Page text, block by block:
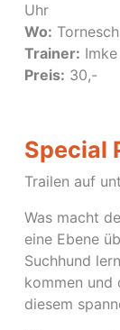
Uhr
Wo: Tornesch
Trainer: Imke
Preis: 30,-
Special
Trailen auf
Was macht
eine Ebene
Suchhund
kommen und
diesem